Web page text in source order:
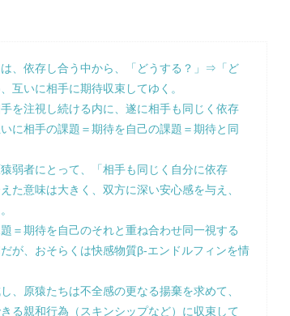
、依存し合う中から、「どうする？」⇒「ど
互いに相手に期待収束してゆく。
を注視し続ける内に、遂に相手も同じく依存
に相手の課題＝期待を自己の課題＝期待と同
弱者にとって、「相手も同じく自分に依存
た意味は大きく、双方に深い安心感を与え、
＝期待を自己のそれと重ね合わせ同一視する
が、おそらくは快感物質β-エンドルフィンを情
原猿たちは不全感の更なる揚棄を求めて、
る親和行為（スキンシップなど）に収束して